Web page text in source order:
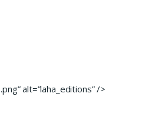
alt=”laha_editions” />